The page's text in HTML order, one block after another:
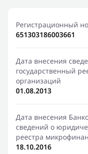
Регистрационный
651303186003661
Дата внесения
государственный
организаций
01.08.2013
Дата внесения
сведений о
реестра
18.10.2016